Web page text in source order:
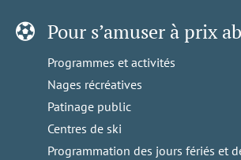
Pour s’amuser à prix
Programmes et activités
Nages récréatives
Patinage public
Centres de ski
Programmation des jours fériés et